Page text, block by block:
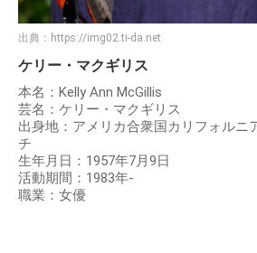
出典： https://img02.ti-da.net
ケリー・マクギリス
本名：Kelly Ann McGillis
芸名：ケリー・マクギリス
出身地：アメリカ合衆国カリフォルニ
チ
生年月日：1957年7月9日
活動期間：1983年-
職業：女優